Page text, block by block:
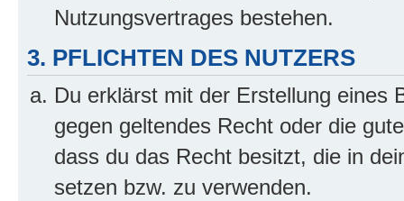
Nutzungsvertrages bestehen.
3. PFLICHTEN DES NUTZERS
Du erklärst mit der Erstellung eines
gegen geltendes Recht oder die
dass du das Recht besitzt, die in
setzen bzw. zu verwenden.